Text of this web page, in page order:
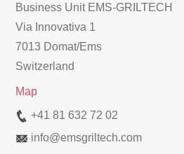
Business Unit EMS-GRILTECH
Via Innovativa 1
7013 Domat/Ems
Switzerland
Map
+41 81 632 72 02
info@emsgriltech.com